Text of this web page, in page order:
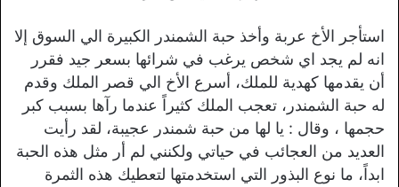
استأجر الأخ عربة وأخذ حبة الشمندر الكبيرة الي السوق إلا
انه لم يجد اي شخص يرغب في شرائها بسعر جيد فقرر
أن يقدمها كهدية للملك، أسرع الأخ الي قصر الملك وقدم
له حبة الشمندر، تعجب الملك كثيراً عندما رآها بسبب كبر
حجمها ، وقال : يا لها من حبة شمندر عجيبة، لقد رأيت
العديد من العجائب في حياتي ولكنني لم أر مثل هذه الحبة
ابداً، ما نوع البذور التي استخدمتها لتعطيك هذه الثمرة